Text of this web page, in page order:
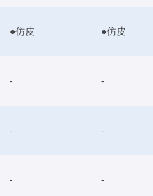
●仿皮 ●仿皮
- -
- -
- -